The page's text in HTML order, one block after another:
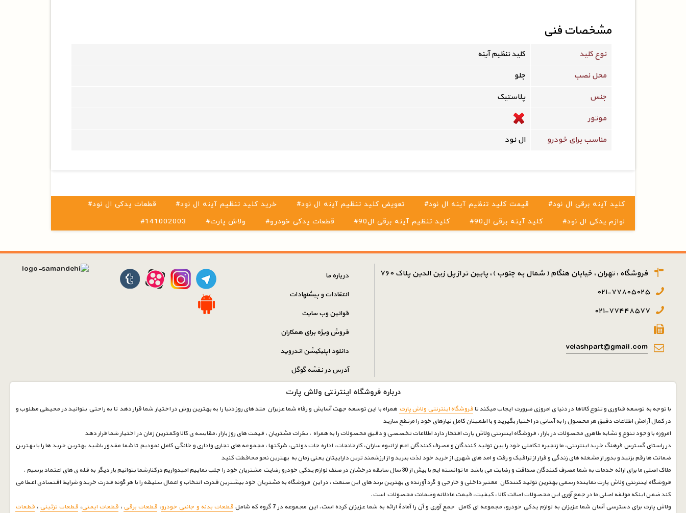
مشخصات فنی
نوع کلید
کلید تنظیم آینه
محل نصب
جلو
جنس
پلاستیک
موتور
مناسب برای خودرو
ال نود
#کلید آینه برقی ال نود #قیمت کلید تنظیم آینه ال نود #تعویض کلید تنظیم آینه ال نود #خرید کلید تنظیم آینه ال نود
#قطعات یدکی ال نود
#لوازم یدکی ال نود
#کلید آینه برقی ال90 #کلید تنظیم آینه برقی ال90 #قطعات یدکی خودرو #ولاش پارت #141002003
فروشگاه : تهران، خیابان هنگام ( شمال به جنوب )، پایین تر از پل زین الدین پلاک ۷۶۰
۰۲۱-۷۷۸۰۵۰۲۵
۰۲۱-۷۷۴۴۸۵۷۷
velashpart@gmail.com
درباره ما
انتقادات و پیشنهادات
قوانین وب سایت
فروش ویژه برای همکاران
دانلود اپلیکیشن اندروید
آدرس در نقشه گوگل
درباره فروشگاه اینترنتی ولاش پارت
با توجه به توسعه فناوری و تنوع کالاها در دنیا ی امروزی ضرورت ایجاب میکند تافروشگاه اینترنتی ولاش پارت همراه با این توسعه جهت آسایش و رفاه شما عزیزان متد های روز دنیا را به بهترین روش در اختیار شما قرار دهد تا به راحتی بتوانید در محیطی مطلوب و
در کمال آرامش اطلاعات دقیق هر محصول را به آسانی در اختیار بگیرید و با اطمینان کامل نیازهای خود را مرتفع سازيد
امروزه با وجود تنوع و تشابه ظاهری محصولات در بازار ، فروشگاه اینترنتی ولاش پارت افتخار دارد اطلاعات تخصصی و دقیق محصولات را به همراه ، نظرات مشتریان ، قیمت های روز بازار ،مقایسه ی کالا وکمترین زمان در اختیار شما قرار دهد
در راستای گسترس فرهنگ خرید اینترنتی، ما زنجیره تکاملی خود را بین تولید کنندگان و مصرف کنندگان اعم از انبوه سازان، کارخانجات، اداره جات دولتی، شرکتها ، مجموعه های تجاری واداری و خانگی کامل نمودیم تا شما مقدور باشید بهترین خرید ها را با بهترین
ضمانت ها رقم بزنید و بدور از مشغله های زندگی و فرار از ترافیک و رفت و امد های شهری از خرید خود لذت ببرید و از ارزشمند ترین داراییتان یعنی زمان به بهترین نحو محافظت کنید
ملاک اصلی ما برای ارائه خدمات به شما مصرف کنندگان صداقت و رضایت می باشد ما توانسته ایم با بیش از 30 سال سابقه درخشان در صنف لوازم یدکی خودرو رضایت مشتریان خود را جلب نماییم امیدواریم درکنارشما بتوانیم بار دیگر به قله ی های اعتماد برسیم .
فروشگاه اینترنتی ولاش پارت نماینده رسمی بهترین تولید کنندکان معتبر داخلی و خارجی و گرد آورنده ی بهترین برند های این صنعت ، در این فروشگاه به مشتریان خود بیشترین قدرت انتخاب و اعمال سلیقه را با هر گونه قدرت خرید و شرایط اقتصادی اعطا می
کند ضمن اینکه مولفه اصلی ما در جمع آوری این محصولات اصالت کالا ، کیفیت، قیمت عادلانه وضمانت محصولات است.
ولاش پارت برای دسترسی آسان شما عزیزان به لوازم یدکی خودرو، مجموعه ای کامل جمع آوری و آن را آمادۀ ارائه به شما عزیزان کرده است. این مجموعه در 7 گروه که شامل
قطعات بدنه و جانبی خودرو، قطعات برقی ، قطعات ایمنی، قطعات تزئینی ، قطعات